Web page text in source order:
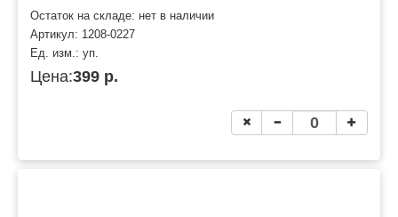
Остаток на складе: нет в наличии
Артикул: 1208-0227
Ед. изм.: уп.
Цена:399 р.